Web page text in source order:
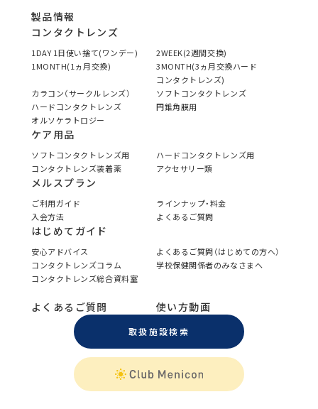
製品情報
コンタクトレンズ
1DAY 1日使い捨て(ワンデー)
2WEEK(2週間交換)
1MONTH(1ヵ月交換)
3MONTH(3ヵ月交換ハード
コンタクトレンズ)
カラコン（サークルレンズ）
ソフトコンタクトレンズ
ハードコンタクトレンズ
円錐角膜用
オルソケラトロジー
ケア用品
ソフトコンタクトレンズ用
ハードコンタクトレンズ用
コンタクトレンズ装着薬
アクセサリー類
メルスプラン
ご利用ガイド
ラインナップ・料金
入会方法
よくあるご質問
はじめてガイド
安心アドバイス
よくあるご質問（はじめての方へ）
コンタクトレンズコラム
学校保健関係者のみなさまへ
コンタクトレンズ総合資料室
よくあるご質問 使い方動画
取扱施設検索